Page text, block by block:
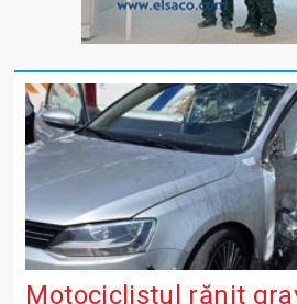
Motociclistul rănit